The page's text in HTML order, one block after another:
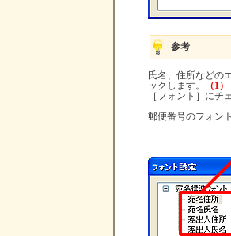
参考
氏名、住所などの
ックします。
（1）
［フォント］にチ
郵便番号のフォン